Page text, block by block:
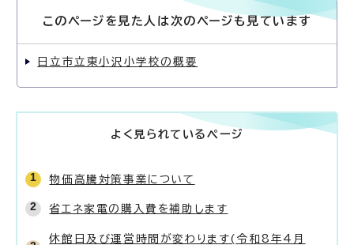
このページを見た人は次のページも見ています
日立市立東小沢小学校の概要
よく見られているページ
物価高騰対策事業について
省エネ家電の購入費を補助します
休館日及び運営時間が変わります(令和8年4月